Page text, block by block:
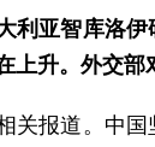
利亚智库洛
上升。外交部
关报道。中